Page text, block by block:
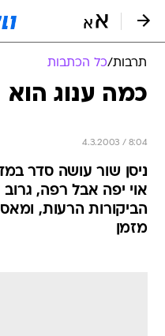
תרבות/כל הכתבות
כמה ענוג הוא
4.3.2003 / 8:04
ניסן שור עושה סדר
אוי יפה אבל רפה,
הביקורות הרעות,
מזמן